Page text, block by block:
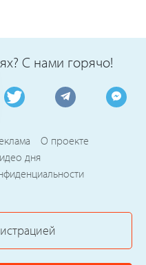
С нами горячо!
О проекте
дня